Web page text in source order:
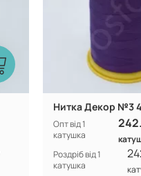
Нитка Декор №3
Опт від 1
катушка
Роздріб від 1
катушка